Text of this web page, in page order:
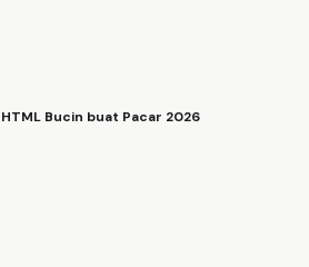
Bucin buat Pacar 2026